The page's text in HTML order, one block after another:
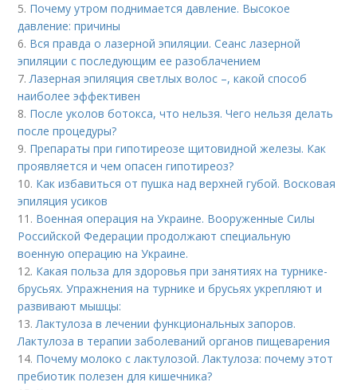
5. Почему утром поднимается давление. Высокое
давление: причины
6. Вся правда о лазерной эпиляции. Сеанс лазерной
эпиляции с последующим ее разоблачением
7.Лазерная эпиляция светлых волос –, какой способ
наиболее эффективен
8. После уколов ботокса, что нельзя. Чего нельзя делать
после процедуры?
9. Препараты при гипотиреозе щитовидной железы. Как
проявляется и чем опасен гипотиреоз?
10. Как избавиться от пушка над верхней губой. Восковая
эпиляция усиков
11. Военная операция на Украине. Вооруженные Силы
Российской Федерации продолжают специальную
военную операцию на Украине.
12. Какая польза для здоровья при занятиях на турнике-
брусьях. Упражнения на турнике и брусьях укрепляют и
развивают мышцы:
13.Лактулоза в лечении функциональных запоров.
Лактулоза в терапии заболеваний органов пищеварения
14. Почему молоко с лактулозой. Лактулоза: почему этот
пребиотик полезен для кишечника?